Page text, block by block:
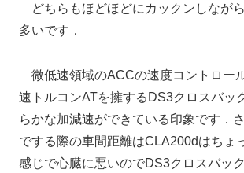
どちらもほどほどにカックンしなが
多いです．
微低速領域のACCの速度コントロー
速トルコンATを擁するDS3クロスバッ
らかな加減速ができている印象です．
でする際の車間距離はCLA200dはちょ
感じで心臓に悪いのでDS3クロスバッ